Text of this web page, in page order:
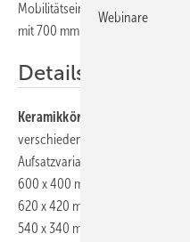
Mobilitätseinschränkungen
mit 700 mm Ausladung nach
Details
Keramikkörper
verschiedenen Formen als
Aufsatzvariante,
600 x 400 mm,
620 x 420 mm,
540 x 340 mm, acht
Webinare